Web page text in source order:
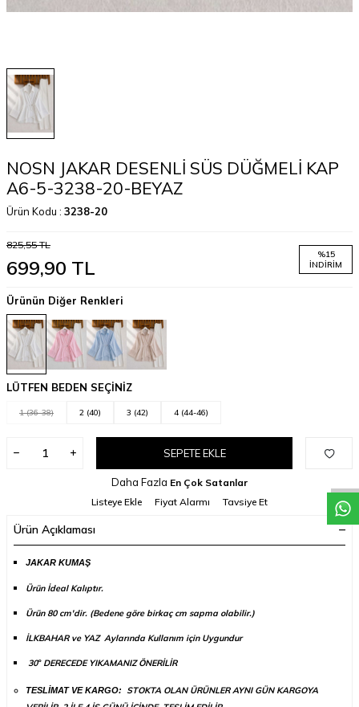
WhatappDesteHatt
NOSN JAKAR DESENLİ SÜS DÜĞMELİ KAP
A6-5-3238-20-BEYAZ
Ürün Kodu : 3238-20
825,55TL
699,90 TL
%15
İNDIRIM
Ürünün Diğer Renkleri
LÜTFEN BEDEN SEÇİNİZ
1 (36-38) 2 (40) 3 (42) 4 (44-46)
SEPETE EKLE
Daha Fazla En Çok Satanlar
Listeye Ekle
Fiyat Alarmı Tavsiye Et
Ürün Açıklaması
JAKAR KUMAŞ
Ürün İdeal Kalıptır.
Ürün 80 cm'dir. (Bedene göre birkaç cm sapma olabilir.)
İLKBAHAR ve YAZ Aylarında Kullanım için Uygundur
30°DERECEDE YIKAMANIZ ÖNERİLİR
TESLİMAT VE KARGO: STOKTA OLAN ÜRÜNLER AYNI GÜN KARGOYA